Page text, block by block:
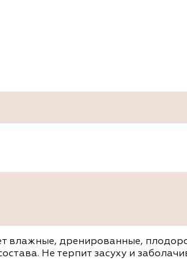
влажные, дренированные,
Не терпит засуху и